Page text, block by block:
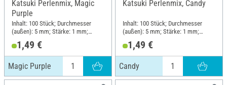
Katsuki Perlenmix, Magic
Purple
Inhalt: 100 Stück; Durchmesser
(außen): 5 mm; Stärke: 1 mm;
1,49 €
Magic Purple
Katsuki Perlenmix, Candy
Inhalt: 100 Stück; Durchmesser
(außen): 5 mm; Stärke: 1 mm;
1,49 €
Candy